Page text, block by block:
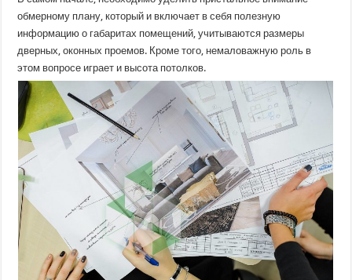
обмерному плану, который и включает в себя полезную
информацию о габаритах помещений, учитываются размеры
дверных, оконных проемов. Кроме того, немаловажную роль в
этом вопросе играет и высота потолков.